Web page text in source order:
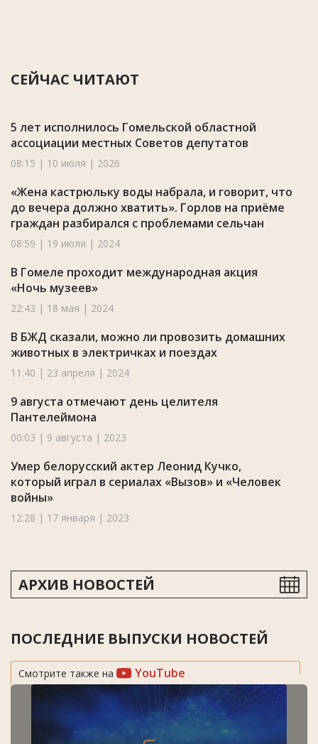
СЕЙЧАС ЧИТАЮТ
5 лет исполнилось Гомельской областной
ассоциации местных Советов депутатов
08:15 | 10 июля | 2026
«Жена кастрюльку воды набрала, и говорит, что
до вечера должно хватить». Горлов на приёме
граждан разбирался с проблемами сельчан
08:59 | 19 июля | 2024
В Гомеле проходит международная акция
«Ночь музеев»
22:43 | 18 мая | 2024
В БЖД сказали, можно ли провозить домашних
животных в электричках и поездах
11:40 | 23 апреля | 2024
9 августа отмечают день целителя
Пантелеймона
00:03 | 9 августа | 2023
Умер белорусский актер Леонид Кучко,
который играл в сериалах «Вызов» и «Человек
войны»
12:28 | 17 января | 2023
АРХИВ НОВОСТЕЙ
ПОСЛЕДНИЕ ВЫПУСКИ НОВОСТЕЙ
Смотрите также на YouTube